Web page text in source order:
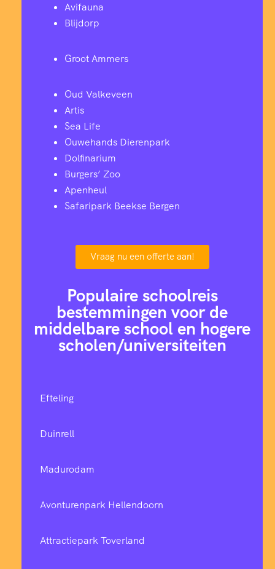
Avifauna
Blijdorp
Groot Ammers
Oud Valkeveen
Artis
Sea Life
Ouwehands Dierenpark
Dolfinarium
Burgers’ Zoo
Apenheul
Safaripark Beekse Bergen
Vraag nu een offerte aan!
Populaire schoolreis
bestemmingen voor de
middelbare school en hogere
scholen/universiteiten
Efteling
Duinrell
Madurodam
Avonturenpark Hellendoorn
Attractiepark Toverland